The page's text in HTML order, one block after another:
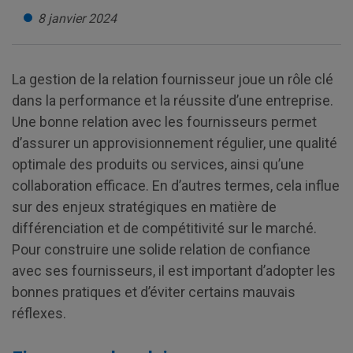
8 janvier 2024
La gestion de la relation fournisseur joue un rôle clé
dans la performance et la réussite d’une entreprise.
Une bonne relation avec les fournisseurs permet
d’assurer un approvisionnement régulier, une qualité
optimale des produits ou services, ainsi qu’une
collaboration efficace. En d’autres termes, cela influe
sur des enjeux stratégiques en matière de
différenciation et de compétitivité sur le marché.
Pour construire une solide relation de confiance
avec ses fournisseurs, il est important d’adopter les
bonnes pratiques et d’éviter certains mauvais
réflexes.